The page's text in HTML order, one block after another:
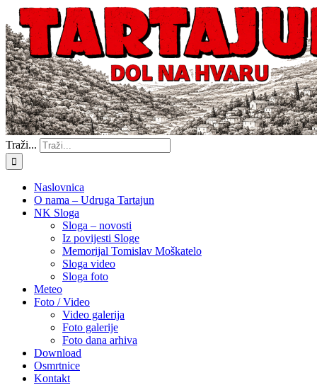
Traži...
Naslovnica
O nama – Udruga Tartajun
NK Sloga
Sloga – novosti
Iz povijesti Sloge
Memorijal Tomislav Moškatelo
Sloga video
Sloga foto
Meteo
Foto / Video
Video galerija
Foto galerije
Foto dana arhiva
Download
Osmrtnice
Kontakt